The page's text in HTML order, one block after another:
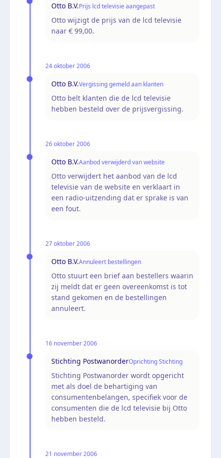
Otto B.V.Prijs lcd televisie aangepast
Otto wijzigt de prijs van de lcd televisie
naar € 99,00.
24 oktober 2006
Otto B.V.Vergissing gemeld aan klanten
Otto belt klanten die de lcd televisie
hebben besteld over de prijsvergissing.
26 oktober 2006
Otto B.V.Aanbod verwijderd van website
Otto verwijdert het aanbod van de lcd
televisie van de website en verklaart in
een radio-uitzending dat er sprake is van
een fout.
27 oktober 2006
Otto B.V.Annuleert bestellingen
Otto stuurt een brief aan bestellers waarin
zij meldt dat er geen overeenkomst is tot
stand gekomen en de bestellingen
annuleert.
16 november 2006
Stichting PostwanorderOprichting Stichting
Stichting Postwanorder wordt opgericht
met als doel de behartiging van
consumentenbelangen, specifiek voor de
consumenten die de lcd televisie bij Otto
hebben besteld.
21 november 2006